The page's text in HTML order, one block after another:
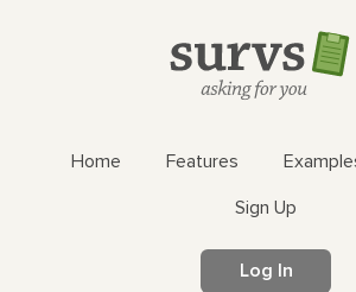
Home Features
Sign Up
Log In